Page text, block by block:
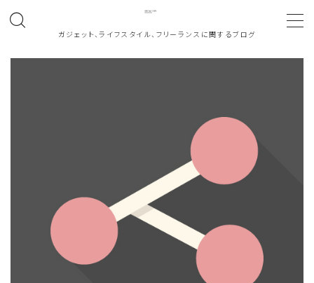
ガジェット、ライフスタイル、フリーランスに関するブログ
note
お問い合わせ